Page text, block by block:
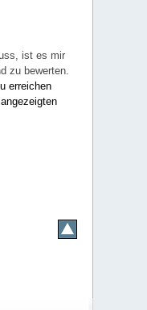
ist es mir
zu bewerten.
erreichen